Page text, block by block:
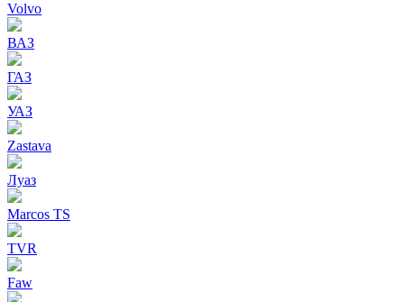
Volvo
ВАЗ
ГАЗ
УАЗ
Zastava
Луаз
Marcos TS
TVR
Faw